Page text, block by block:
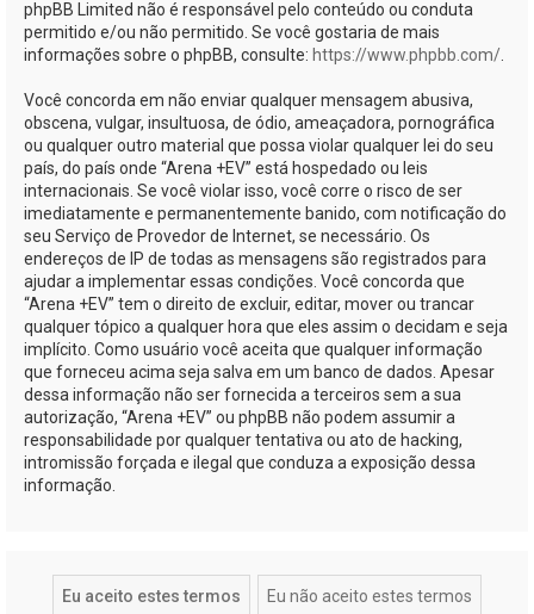
phpBB Limited não é responsável pelo conteúdo ou conduta
permitido e/ou não permitido. Se você gostaria de mais
informações sobre o phpBB, consulte: https://www.phpbb.com/
Você concorda em não enviar qualquer mensagem abusiva,
obscena, vulgar, insultuosa, de ódio, ameaçadora, pornográfica
ou qualquer outro material que possa violar qualquer lei do seu
país, do país onde “Arena +EV” está hospedado ou leis
internacionais. Se você violar isso, você corre o risco de ser
imediatamente e permanentemente banido, com notificação do
seu Serviço de Provedor de Internet, se necessário. Os
endereços de IP de todas as mensagens são registrados para
ajudar a implementar essas condições. Você concorda que
“Arena +EV” tem o direito de excluir, editar, mover ou trancar
qualquer tópico a qualquer hora que eles assim o decidam e seja
implícito. Como usuário você aceita que qualquer informação
que forneceu acima seja salva em um banco de dados. Apesar
dessa informação não ser fornecida a terceiros sem a sua
autorização, “Arena +EV” ou phpBB não podem assumir a
responsabilidade por qualquer tentativa ou ato de hacking,
intromissão forçada e ilegal que conduza a exposição dessa
informação.